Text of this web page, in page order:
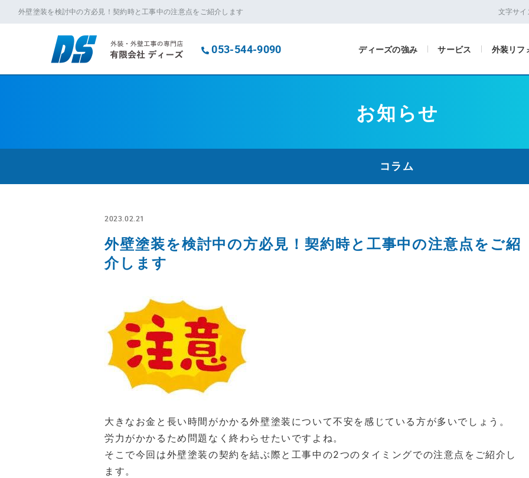
外壁塗装を検討中の方必見！契約時と工事中の注意点をご紹介します 文字サイ
053-544-9090 ディーズの強み サービス 外装リフ
お知らせ
コラム
2023.02.21
外壁塗装を検討中の方必見！契約時と工事中の注意点をご紹
介します
大きなお金と長い時間がかかる外壁塗装について不安を感じている方が多いでしょう。
労力がかかるため問題なく終わらせたいですよね。
そこで今回は外壁塗装の契約を結ぶ際と工事中の2つのタイミングでの注意点をご紹介し
ます。